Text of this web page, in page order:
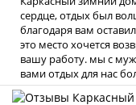
сердце, отдых был
благодаря вам
это место хочется
вашу работу. мы с
вами отдых для нас